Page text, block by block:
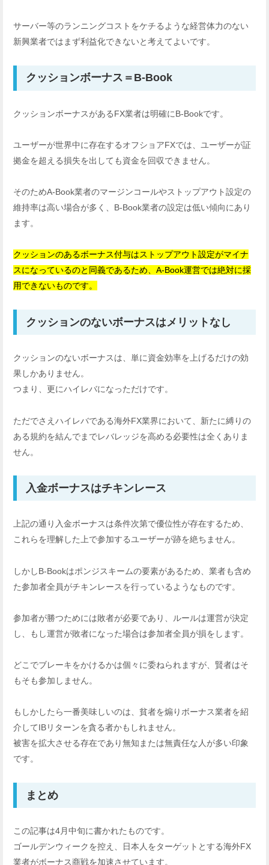
サーバー等のランニングコストをケチるような経営体力のない
新興業者ではまず利益化できないと考えてよいです。
クッションボーナス＝B-Book
クッションボーナスがあるFX業者は明確にB-Bookです。
ユーザーが世界中に存在するオフショアFXでは、ユーザーが証
拠金を超える損失を出しても資金を回収できません。
そのためA-Book業者のマージンコールやストップアウト設定の
維持率は高い場合が多く、B-Book業者の設定は低い傾向にあり
ます。
クッションのあるボーナス付与はストップアウト設定がマイナ
スになっているのと同義であるため、A-Book運営では絶対に採
用できないものです。
クッションのないボーナスはメリットなし
クッションのないボーナスは、単に資金効率を上げるだけの効
果しかありません。
つまり、更にハイレバになっただけです。
ただでさえハイレバである海外FX業界において、新たに縛りの
ある規約を結んでまでレバレッジを高める必要性は全くありま
せん。
入金ボーナスはチキンレース
上記の通り入金ボーナスは条件次第で優位性が存在するため、
これらを理解した上で参加するユーザーが跡を絶ちません。
しかしB-Bookはポンジスキームの要素があるため、業者も含め
た参加者全員がチキンレースを行っているようなものです。
参加者が勝つためには敗者が必要であり、ルールは運営が決定
し、もし運営が敗者になった場合は参加者全員が損をします。
どこでブレーキをかけるかは個々に委ねられますが、賢者はそ
もそも参加しません。
もしかしたら一番美味しいのは、貧者を煽りボーナス業者を紹
介してIBリターンを貪る者かもしれません。
被害を拡大させる存在であり無知または無責任な人が多い印象
です。
まとめ
この記事は4月中旬に書かれたものです。
ゴールデンウィークを控え、日本人をターゲットとする海外FX
業者がボーナス商戦を加速させています。